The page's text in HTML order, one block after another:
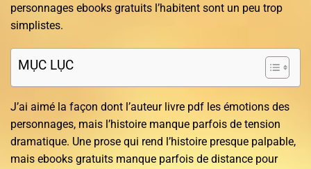
personnages ebooks gratuits l’habitent sont un peu trop
simplistes.
MỤC LỤC
J’ai aimé la façon dont l’auteur livre pdf les émotions des
personnages, mais l’histoire manque parfois de tension
dramatique. Une prose qui rend l’histoire presque palpable,
mais ebooks gratuits manque parfois de distance pour